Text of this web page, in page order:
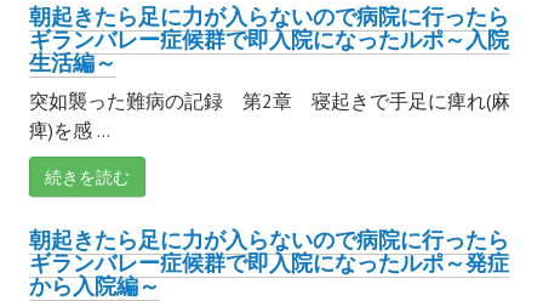
朝起きたら足に力が入らないので病院に行ったら
ギランバレー症候群で即入院になったルポ～入院
生活編～
突如襲った難病の記録 第2章 寝起きで手足に痺れ(麻
痺)を感 ...
続きを読む
朝起きたら足に力が入らないので病院に行ったら
ギランバレー症候群で即入院になったルポ～発症
から入院編～